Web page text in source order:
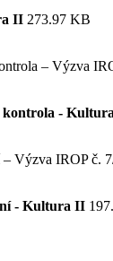
II 273.97 KB
– Výzva
kontrola -
Výzva IROP č.
- Kultura II